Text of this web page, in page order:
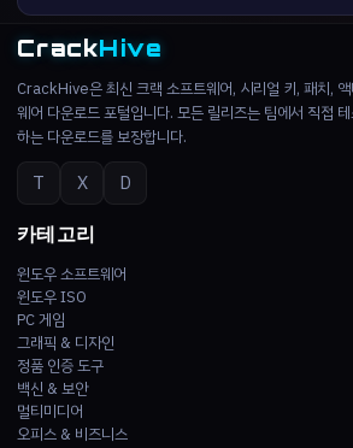
CrackHive
CrackHive은 최신 크랙 소프트웨어, 시리얼 키, 패치,
웨어 다운로드 포털입니다. 모든 릴리즈는 팀에서 직접
하는 다운로드를 보장합니다.
T X D
카테고리
윈도우 소프트웨어
윈도우 ISO
PC 게임
그래픽 & 디자인
정품 인증 도구
백신 & 보안
멀티미디어
오피스 & 비즈니스